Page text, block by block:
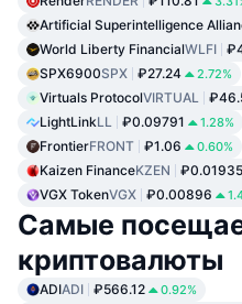
Artificial Superintelligence
World Liberty FinancialWLFI
SPX6900SPX ₽27.24 2.72%
Virtuals ProtocolVIRTUAL
LightLinkLL ₽0.09791 1.28%
FrontierFRONT ₽1.06 0.60%
Kaizen FinanceKZEN ₽0.01935
VGX TokenVGX ₽0.00896
Самые
криптовалюты
ADIADI ₽566.12 0.92%